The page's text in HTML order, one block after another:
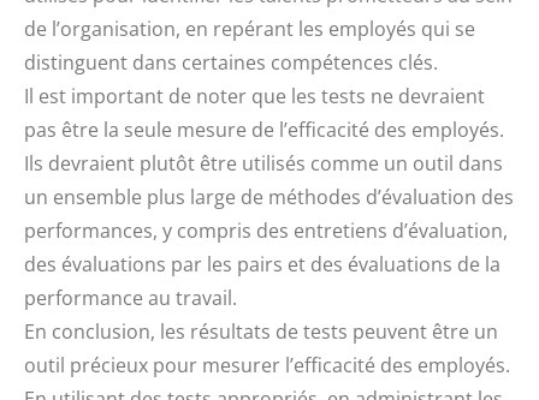
de l’organisation, en repérant les employés qui se
distinguent dans certaines compétences clés.
Il est important de noter que les tests ne devraient
pas être la seule mesure de l’efficacité des employés.
Ils devraient plutôt être utilisés comme un outil dans
un ensemble plus large de méthodes d’évaluation des
performances, y compris des entretiens d’évaluation,
des évaluations par les pairs et des évaluations de la
performance au travail.
En conclusion, les résultats de tests peuvent être un
outil précieux pour mesurer l’efficacité des employés.